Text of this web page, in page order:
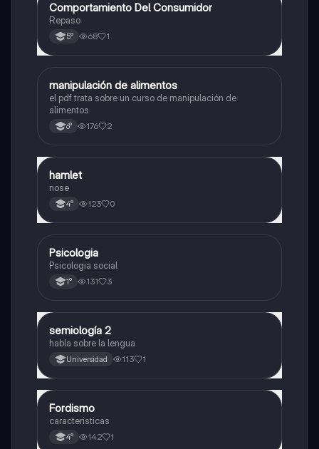
Otros
Comportamiento Del Consumidor
Repaso
5° 68 1
Otros
manipulación de alimentos
el pdf trata sobre un curso de manipulación de
alimentos
6° 176 2
Otros
hamlet
nose
4° 123 0
Otros
Psicologia
Psicologia social
1° 131 3
Otros
semiología 2
habla sobre la lengua
Universidad 113 1
Otros
Fordismo
caracteristicas
4° 142 1